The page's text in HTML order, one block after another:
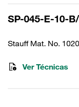
Diámetro
(mm): 114
SP-045-E-10-
Stauff Mat. No.
Ver Técnicas